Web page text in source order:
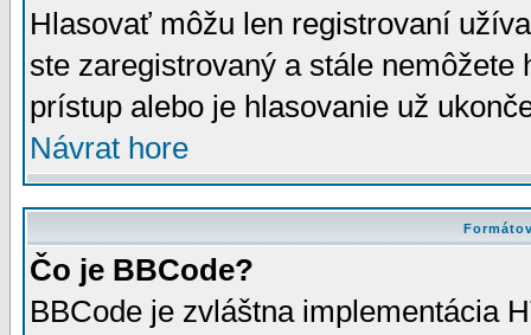
Hlasovať môžu len registrovaní
ste zaregistrovaný a stále
prístup alebo je hlasovanie už
Návrat hore
Čo je BBCode?
BBCode je zvláštna implementácia